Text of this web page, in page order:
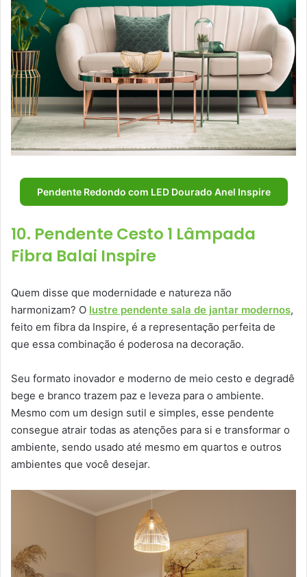
Pendente Redondo com LED Dourado Anel Inspire
10. Pendente Cesto 1 Lâmpada
Fibra Balai Inspire
Quem disse que modernidade e natureza não
harmonizam? O lustre pendente sala de jantar modernos,
feito em fibra da Inspire, é a representação perfeita de
que essa combinação é poderosa na decoração.
Seu formato inovador e moderno de meio cesto e degradê
bege e branco trazem paz e leveza para o ambiente.
Mesmo com um design sutil e simples, esse pendente
consegue atrair todas as atenções para si e transformar o
ambiente, sendo usado até mesmo em quartos e outros
ambientes que você desejar.